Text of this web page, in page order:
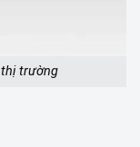
trường